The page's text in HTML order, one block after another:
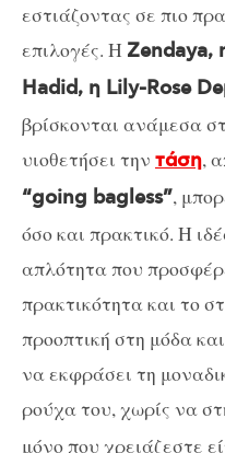
εστιάζοντας σε πιο
επιλογές. Η Zendaya,
Hadid, η Lily-Rose
βρίσκονται ανάμεσα
υιοθετήσει την τάση,
“going bagless”,
όσο και πρακτικό. Η
απλότητα που
πρακτικότητα και το
προοπτική στη μόδα
να εκφράσει τη
ρούχα του, χωρίς να
μόνο που χρειάζεστε